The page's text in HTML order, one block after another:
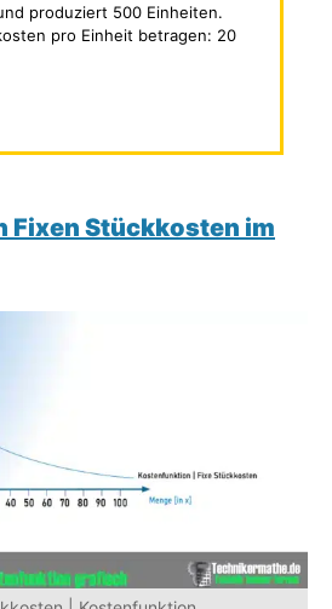
produziert 500 Einheiten.
pro Einheit betragen: 20
Fixen Stückkosten im